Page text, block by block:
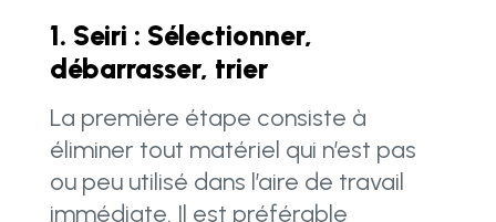
1. Seiri : Sélectionner,
débarrasser, trier
La première étape consiste à
éliminer tout matériel qui n’est pas
ou peu utilisé dans l’aire de travail
immédiate. Il est préférable